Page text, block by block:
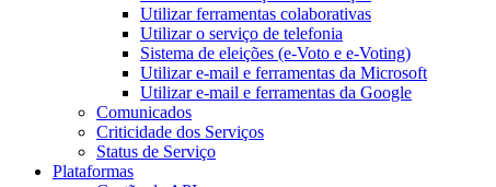
Utilizar ferramentas colaborativas
Utilizar o serviço de telefonia
Sistema de eleições (e-Voto e e-Voting)
Utilizar e-mail e ferramentas da Microsoft
Utilizar e-mail e ferramentas da Google
Comunicados
Criticidade dos Serviços
Status de Serviço
Plataformas